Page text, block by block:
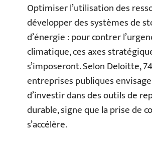
Optimiser l’utilisation des
développer des systèmes de
d’énergie : pour contrer
climatique, ces axes
s’imposeront. Selon Deloitte,
entreprises publiques
d’investir dans des outils de
durable, signe que la prise de
s’accélère.